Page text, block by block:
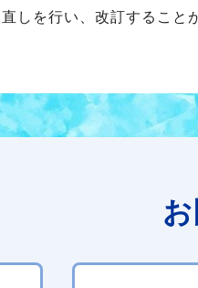
しを行い、改訂するこ